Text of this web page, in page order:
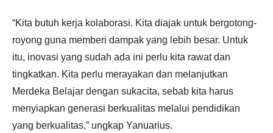
“Kita butuh kerja kolaborasi. Kita diajak untuk bergotong-
royong guna memberi dampak yang lebih besar. Untuk
itu, inovasi yang sudah ada ini perlu kita rawat dan
tingkatkan. Kita perlu merayakan dan melanjutkan
Merdeka Belajar dengan sukacita, sebab kita harus
menyiapkan generasi berkualitas melalui pendidikan
yang berkualitas,” ungkap Yanuarius.